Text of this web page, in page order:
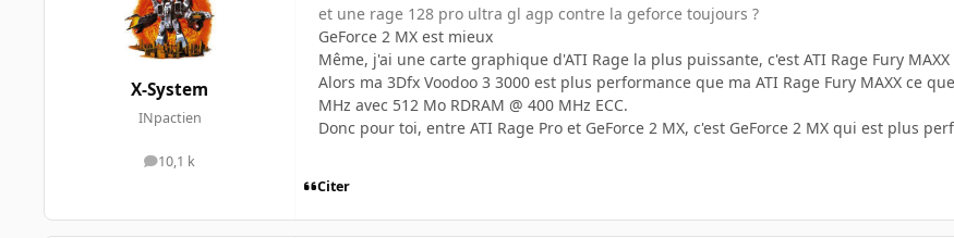
X-System
INpactien
10,1 k
messages
et une rage 128 pro ultra gl agp contre la geforce toujours ?
GeForce 2 MX est mieux
Même, j'ai une carte graphique d'ATI Rage la plus puissante, c'est ATI Rage Fury MAXX
Alors ma 3Dfx Voodoo 3 3000 est plus performance que ma ATI Rage Fury MAXX ce
MHz avec 512 Mo RDRAM @ 400 MHz ECC.
Donc pour toi, entre ATI Rage Pro et GeForce 2 MX, c'est GeForce 2 MX qui est plus
Citer